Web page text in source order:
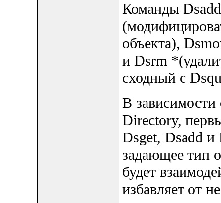
Команды
объекта),
и Dsrm
сходный с
В
Directory,
Dsget, Dsadd и
задающее тип
будет
избавляет от